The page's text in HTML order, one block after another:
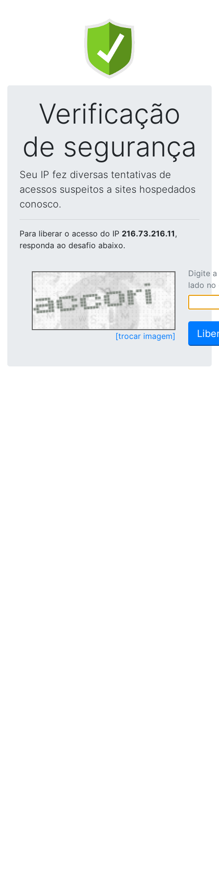
Verificação
de segurança
Seu IP fez diversas tentativas de
acessos suspeitos a sites hospedados
conosco.
Para liberar o acesso do IP 216.73.216.11,
responda ao desafio abaixo.
[trocar imagem]
Digite
lado no